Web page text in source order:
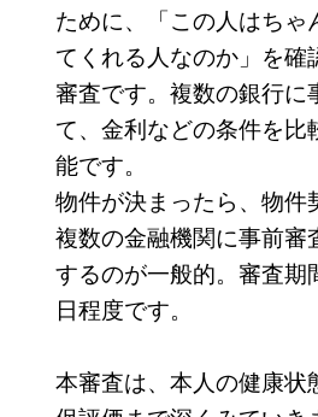
ために、「この人はちゃ
てくれる人なのか」を確
審査です。複数の銀行に
て、金利などの条件を比
能です。
物件が決まったら、物件
複数の金融機関に事前審
するのが一般的。審査期
日程度です。
本審査は、本人の健康状